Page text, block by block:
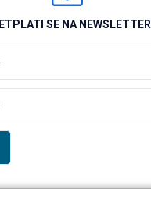
SE NA NEWSLETTER